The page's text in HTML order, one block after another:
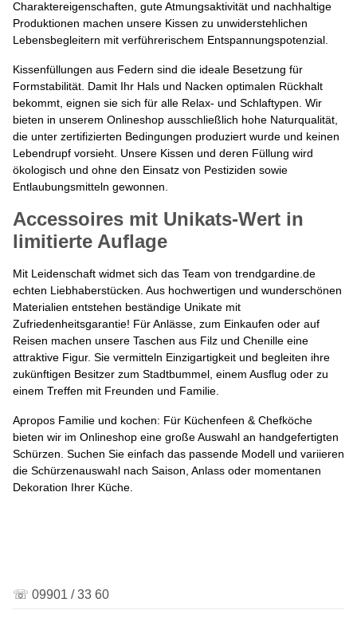
Charaktereigenschaften, gute Atmungsaktivität und nachhaltige
Produktionen machen unsere Kissen zu unwiderstehlichen
Lebensbegleitern mit verführerischem Entspannungspotenzial.
Kissenfüllungen aus Federn sind die ideale Besetzung für
Formstabilität. Damit Ihr Hals und Nacken optimalen Rückhalt
bekommt, eignen sie sich für alle Relax- und Schlaftypen. Wir
bieten in unserem Onlineshop ausschließlich hohe Naturqualität,
die unter zertifizierten Bedingungen produziert wurde und keinen
Lebendrupf vorsieht. Unsere Kissen und deren Füllung wird
ökologisch und ohne den Einsatz von Pestiziden sowie
Entlaubungsmitteln gewonnen.
Accessoires mit Unikats-Wert in
limitierte Auflage
Mit Leidenschaft widmet sich das Team von trendgardine.de
echten Liebhaberstücken. Aus hochwertigen und wunderschönen
Materialien entstehen beständige Unikate mit
Zufriedenheitsgarantie! Für Anlässe, zum Einkaufen oder auf
Reisen machen unsere Taschen aus Filz und Chenille eine
attraktive Figur. Sie vermitteln Einzigartigkeit und begleiten ihre
zukünftigen Besitzer zum Stadtbummel, einem Ausflug oder zu
einem Treffen mit Freunden und Familie.
Apropos Familie und kochen: Für Küchenfeen & Chefköche
bieten wir im Onlineshop eine große Auswahl an handgefertigten
Schürzen. Suchen Sie einfach das passende Modell und variieren
die Schürzenauswahl nach Saison, Anlass oder momentanen
Dekoration Ihrer Küche.
☏ 09901 / 33 60